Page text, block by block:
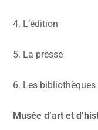
4. L’édition
5. La presse
6. Les bibliothèques
Musée d’art et